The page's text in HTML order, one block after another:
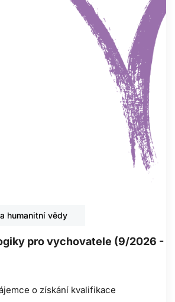
humanitní vědy
pro vychovatele (9/2026 -
o získání kvalifikace